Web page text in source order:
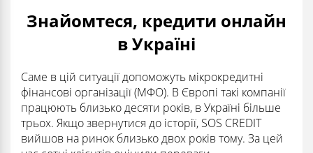
Знайомтеся, кредити онлайн
в Україні
Саме в цій ситуації допоможуть мікрокредитні
фінансові організації (МФО). В Європі такі компанії
працюють близько десяти років, в Україні більше
трьох. Якщо звернутися до історії, SOS CREDIT
вийшов на ринок близько двох років тому. За цей